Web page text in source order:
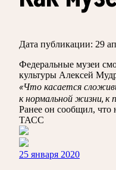
Дата публикации: 29
Федеральные музеи
культуры Алексей
«Что касается
к нормальной жизни, к
Ранее он сообщил, что
ТАСС
25 января 2020